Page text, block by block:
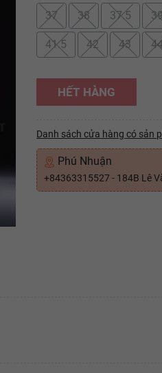
37 38 37.5
41.5 42 43
HẾT HÀNG
Danh sách cửa hàng có sản
Phú Nhuận
+84363315527 - 184B Lê